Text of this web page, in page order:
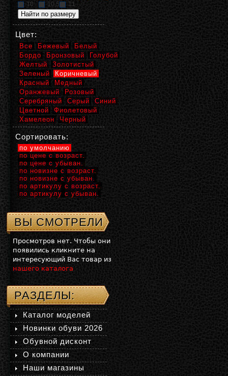
10
10,5 11
Цвет:
Все Бежевый
Белый
Бордо
Бронзовый
Голубой
Желтый
Золотистый
Зеленый
Коричневый
Красный
Медный
Оранжевый
Розовый
Серебряный
Серый
Синий
Цветной
Фиолетовый
Хамелеон
Черный
Сортировать:
по умолчанию
по цене с возраст.
по цене с убыван.
по новизне с возраст.
по новизне с убыван.
по артикулу с возраст.
по артикулу с убыван.
ВЫ СМОТРЕЛИ
Просмотров нет. Чтобы они
появились кликните на
интересующий Вас товар из
нашего каталога
РАЗДЕЛЫ:
Каталог моделей
Новинки обуви 2026
Обувной дисконт
О компании
Наши магазины